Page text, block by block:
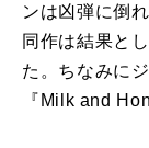
ンは凶弾に倒
同作は結果と
た。ちなみに
『Milk and